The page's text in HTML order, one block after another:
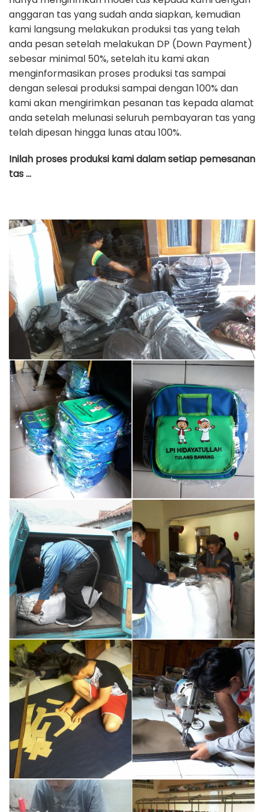
anggaran tas yang sudah anda siapkan, kemudian
kami langsung melakukan produksi tas yang telah
anda pesan setelah melakukan DP (Down Payment)
sebesar minimal 50%, setelah itu kami akan
menginformasikan proses produksi tas sampai
dengan selesai produksi sampai dengan 100% dan
kami akan mengirimkan pesanan tas kepada alamat
anda setelah melunasi seluruh pembayaran tas yang
telah dipesan hingga lunas atau 100%.
Inilah proses produksi kami dalam setiap pemesanan
tas …